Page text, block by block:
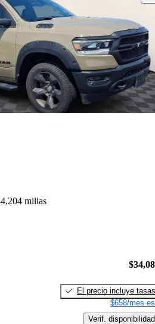
millas
El precio incluye tasas
$658/mes
Verif. disponibilidad